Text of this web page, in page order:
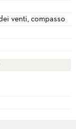
venti, compasso